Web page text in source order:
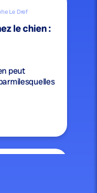
Le Dref
le chien :
peut